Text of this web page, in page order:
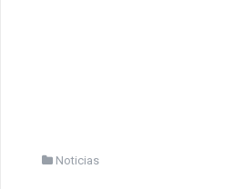
Noticias